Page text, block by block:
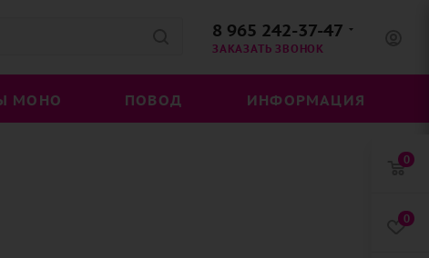
8 965 242-37-47
ЗАКАЗАТЬ ЗВОНОК
МОНО ПОВОД ИНФОРМАЦИЯ
0
0